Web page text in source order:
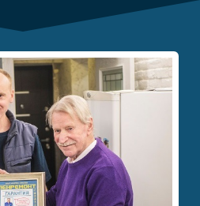
диагностики.
точного определения
при приеме заказа,
примерную
называет мастер при
оплату по договорной цене